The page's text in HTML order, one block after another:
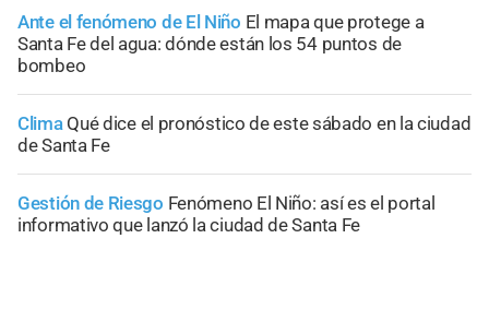
Ante el fenómeno de El Niño El mapa que protege a
Santa Fe del agua: dónde están los 54 puntos de
bombeo
Clima Qué dice el pronóstico de este sábado en la ciudad
de Santa Fe
Gestión de Riesgo Fenómeno El Niño: así es el portal
informativo que lanzó la ciudad de Santa Fe